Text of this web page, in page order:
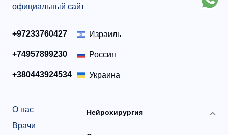
+97233760427 Израиль
+74957899230 Россия
+380443924534 Украина
О нас
Врачи
Нейрохирургия